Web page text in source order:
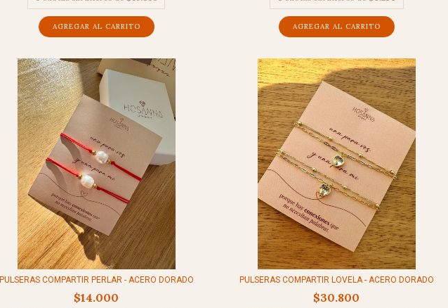
AGREGAR AL CARRITO
PULSERAS COMPARTIR PERLAR - ACERO DORADO
$14.000
PULSERAS COMPARTIR LOVELA - ACERO DORADO
$30.800